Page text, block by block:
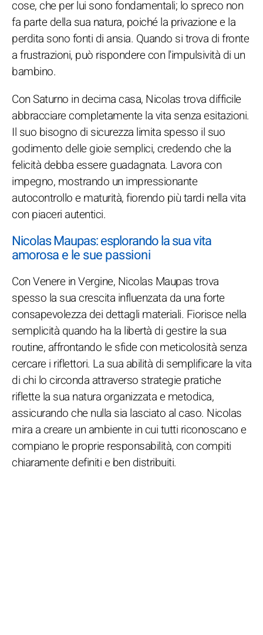
cose, che per lui sono fondamentali; lo spreco non
fa parte della sua natura, poiché la privazione e la
perdita sono fonti di ansia. Quando si trova di fronte
a frustrazioni, può rispondere con l'impulsività di un
bambino.
Con Saturno in decima casa, Nicolas trova difficile
abbracciare completamente la vita senza esitazioni.
Il suo bisogno di sicurezza limita spesso il suo
godimento delle gioie semplici, credendo che la
felicità debba essere guadagnata. Lavora con
impegno, mostrando un impressionante
autocontrollo e maturità, fiorendo più tardi nella vita
con piaceri autentici.
Nicolas Maupas: esplorando la sua vita
amorosa e le sue passioni
Con Venere in Vergine, Nicolas Maupas trova
spesso la sua crescita influenzata da una forte
consapevolezza dei dettagli materiali. Fiorisce nella
semplicità quando ha la libertà di gestire la sua
routine, affrontando le sfide con meticolosità senza
cercare i riflettori. La sua abilità di semplificare la vita
di chi lo circonda attraverso strategie pratiche
riflette la sua natura organizzata e metodica,
assicurando che nulla sia lasciato al caso. Nicolas
mira a creare un ambiente in cui tutti riconoscano e
compiano le proprie responsabilità, con compiti
chiaramente definiti e ben distribuiti.